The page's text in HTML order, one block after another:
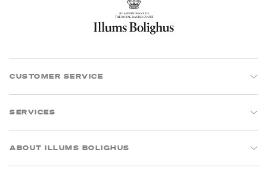
CUSTOMER SERVICE
SERVICES
ABOUT ILLUMS BOLIGHUS